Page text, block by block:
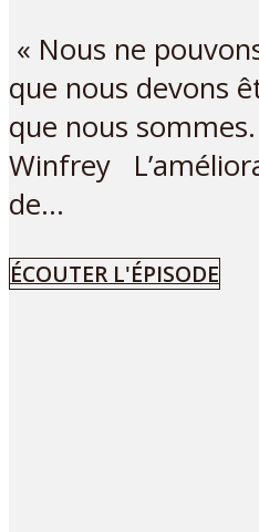
« Nous ne
que nous devons
que nous
Winfrey
de...
ÉCOUTER L'ÉPISODE